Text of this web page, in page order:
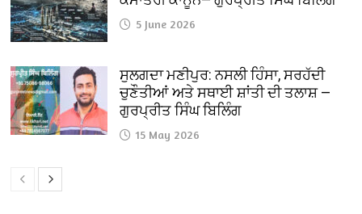
5 June 2026
ਸੁਲਗਦਾ ਮਣੀਪੁਰ: ਨਸਲੀ ਹਿੰਸਾ, ਸਰਹੱਦੀ
ਚੁਣੌਤੀਆਂ ਅਤੇ ਸਥਾਈ ਸ਼ਾਂਤੀ ਦੀ ਤਲਾਸ਼ —
ਗੁਰਪ੍ਰੀਤ ਸਿੰਘ ਬਿਲਿੰਗ
15 May 2026